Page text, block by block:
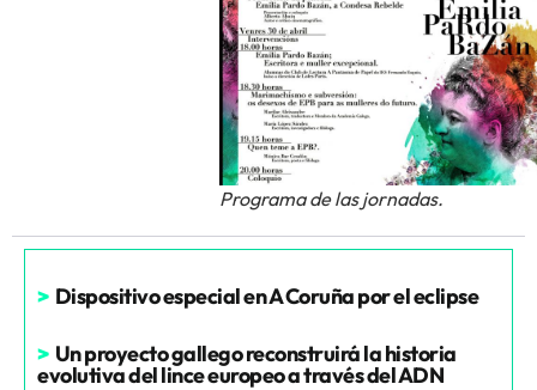
Programa de las jornadas.
> Dispositivo especial en A Coruña por el eclipse
> Un proyecto gallego reconstruirá la historia
evolutiva del lince europeo a través del ADN